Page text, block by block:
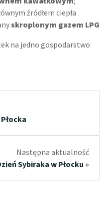
źródłem ciepła
skroplonym gazem LPG
na jedno gospodarstwo
Następna aktualność
Sybiraka w Płocku »